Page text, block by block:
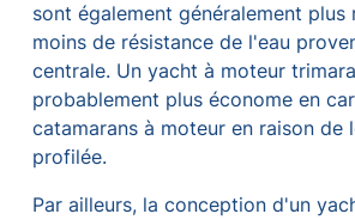
sont également généralement plus
moins de résistance de l'eau
centrale. Un yacht à moteur
probablement plus économe en
catamarans à moteur en raison de
profilée.
Par ailleurs, la conception d'un